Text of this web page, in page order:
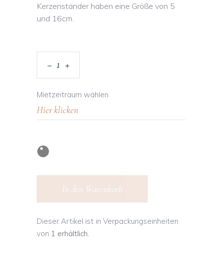
Kerzenständer haben eine Größe von 5
und 16cm.
Mietzeitraum wählen
In den Warenkorb
Dieser Artikel ist in Verpackungseinheiten
von 1 erhältlich.